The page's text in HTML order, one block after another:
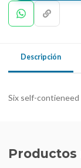
Descripción
Six self-contieneed
Productos